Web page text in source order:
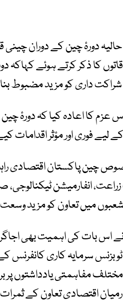
حالیہ دورۂ چین کے دوران
کا ذکر کرتے ہوئے
شراکت داری کو مزید مضبوط
عزم کا اعادہ کیا کہ دورۂ
لیے فوری اور مؤثر اقدامات
چین پاکستان
زراعت، انفارمیشن
میں تعاون کو مزید وسعت
اس بات کی اہمیت بھی اجاگر
بزنس سرمایہ کاری کانفرنس
مفاہمتی یادداشتوں پر
اقتصادی تعاون کے